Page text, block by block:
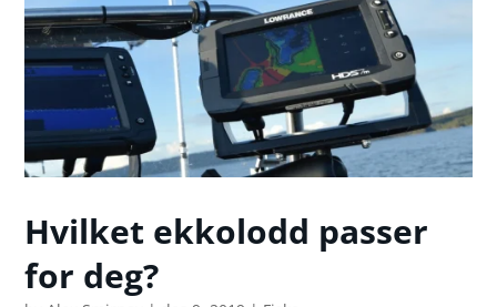
Hvilket ekkolodd passer
for deg?